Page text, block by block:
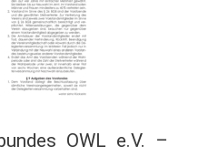
OWL e.V. –